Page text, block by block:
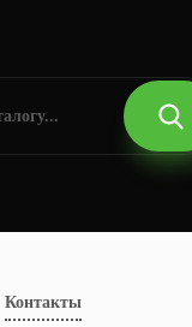
Контакты